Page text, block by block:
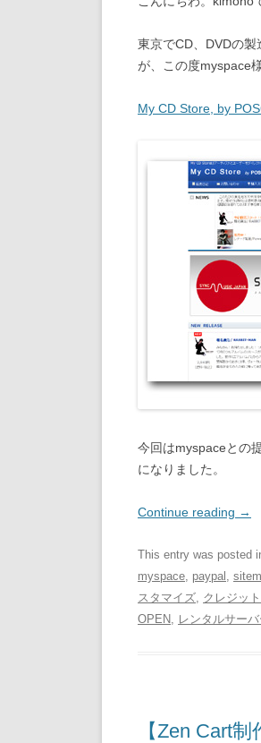
東京でCD、DVDの
が、この度myspace
My CD Store, by
今回はmyspaceとの
になりました。
Continue reading →
This entry was posted
myspace, paypal ,
スタマイズ, クレジッ
OPEN, レンタルサーバ
【Zen Cart